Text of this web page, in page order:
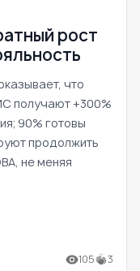
рост
что
получают +300%
90% готовы
продолжить
не меняя
105 3